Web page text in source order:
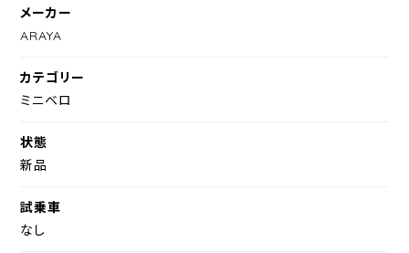
メーカー
ARAYA
カテゴリー
ミニベロ
状態
新品
試乗車
なし